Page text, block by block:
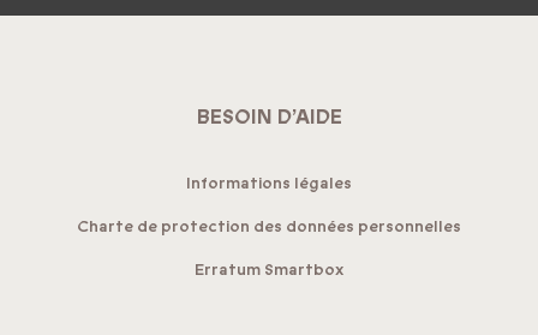
BESOIN D’AIDE
Informations légales
Charte de protection des données personnelles
Erratum Smartbox